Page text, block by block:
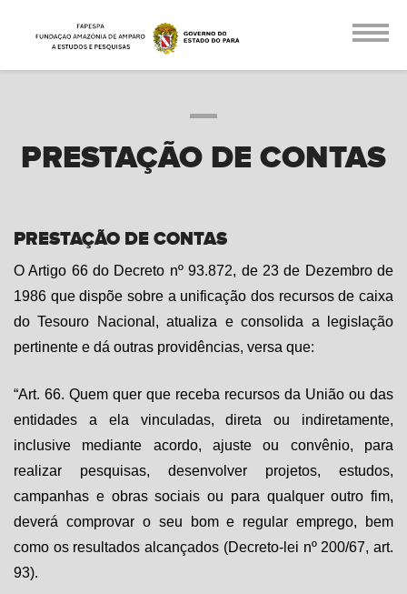
PRESTAÇÃO DE CONTAS
PRESTAÇÃO DE CONTAS
O Artigo 66 do Decreto nº 93.872, de 23 de Dezembro de
1986 que dispõe sobre a unificação dos recursos de caixa
do Tesouro Nacional, atualiza e consolida a legislação
pertinente e dá outras providências, versa que:
“Art. 66. Quem quer que receba recursos da União ou das
entidades a ela vinculadas, direta ou indiretamente,
inclusive mediante acordo, ajuste ou convênio, para
realizar pesquisas, desenvolver projetos, estudos,
campanhas e obras sociais ou para qualquer outro fim,
deverá comprovar o seu bom e regular emprego, bem
como os resultados alcançados (Decreto-lei nº 200/67, art.
93).